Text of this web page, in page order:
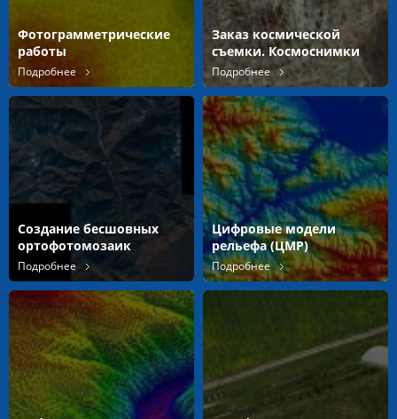
Фотограмметрические
работы
Подробнее
Заказ космической
съемки. Космоснимки
Подробнее
Создание бесшовных
ортофотомозаик
Подробнее
Цифровые модели
рельефа (ЦМР)
Подробнее